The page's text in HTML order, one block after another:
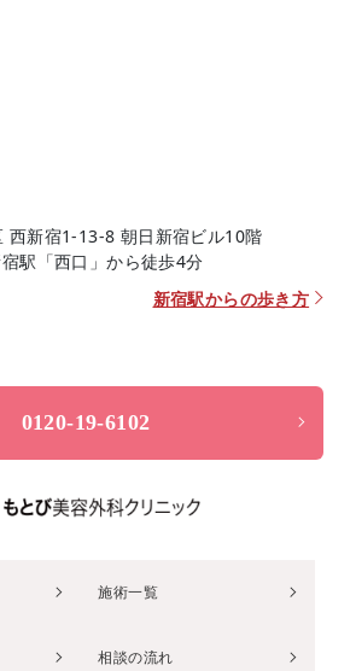
西新宿1-13-8 朝日新宿ビル10階
駅「西口」から徒歩4分
新宿駅からの歩き方
0120-19-6102
施術一覧
相談の流れ